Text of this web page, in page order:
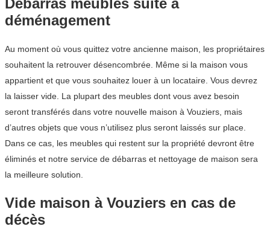
Débarras meubles suite à
déménagement
Au moment où vous quittez votre ancienne maison, les propriétaires
souhaitent la retrouver désencombrée. Même si la maison vous
appartient et que vous souhaitez louer à un locataire. Vous devrez
la laisser vide. La plupart des meubles dont vous avez besoin
seront transférés dans votre nouvelle maison à Vouziers, mais
d’autres objets que vous n’utilisez plus seront laissés sur place.
Dans ce cas, les meubles qui restent sur la propriété devront être
éliminés et notre service de débarras et nettoyage de maison sera
la meilleure solution.
Vide maison à Vouziers en cas de
décès